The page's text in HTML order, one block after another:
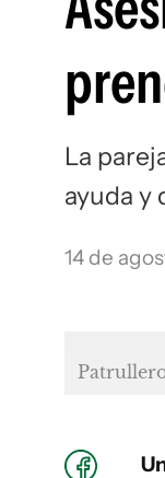
La
ayuda y
14 de